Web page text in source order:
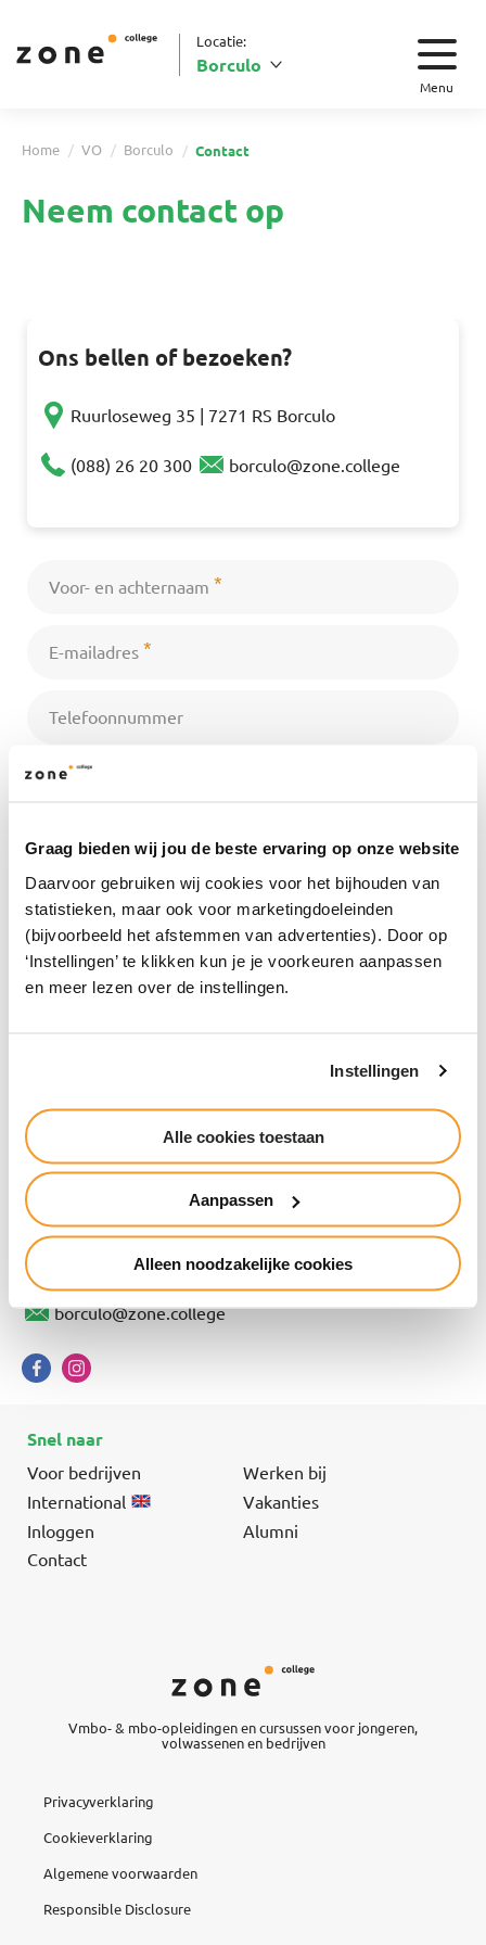
Graag bieden wij jou de beste ervaring op onze website
Daarvoor gebruiken wij cookies voor het bijhouden van
statistieken, maar ook voor marketingdoeleinden
(bijvoorbeeld het afstemmen van advertenties). Door op
‘Instellingen’ te klikken kun je je voorkeuren aanpassen
en meer lezen over de instellingen.
Instellingen
Alle cookies toestaan
Aanpassen
Alleen noodzakelijke cookies
Locatie:
Borculo
Menu
Home VO Borculo Contact
Neem contact op
Voor- en achternaam *
E-mailadres *
Telefoonnummer
Waar gaat je bericht over?
Wat wil je aan ons vragen of mededelen? *
Ons bellen of bezoeken?
Ruurloseweg 35 | 7271 RS Borculo
(088) 26 20 300 borculo@zone.college
Borculo
Ruurloseweg 35 | 7271 RS Borculo
(088) 26 20 300
borculo@zone.college
Snel naar
Voor bedrijven
Werken bij
International
Vakanties
Inloggen
Alumni
Contact
Vmbo- & mbo-opleidingen en cursussen voor jongeren,
volwassenen en bedrijven
Privacyverklaring
Cookieverklaring
Algemene voorwaarden
Responsible Disclosure